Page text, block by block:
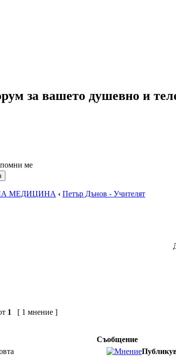
за вашето душевно и
ме
МЕДИЦИНА ‹ Петър Дънов - Учителят
1
[ 1 мнение ]
Съобщение